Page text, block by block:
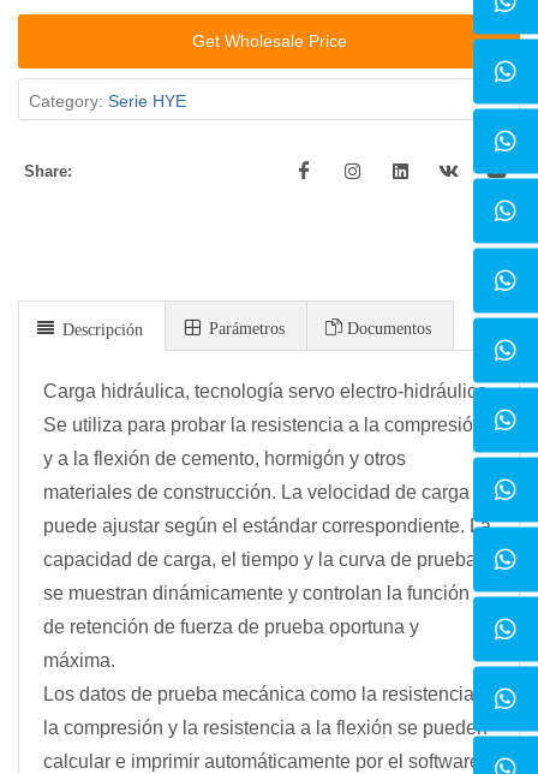
Get Wholesale Price
Category: Serie HYE
Share:
Descripción Parámetros Documentos
Carga hidráulica, tecnología servo electro-hidráulica.
Se utiliza para probar la resistencia a la compresión
y a la flexión de cemento, hormigón y otros
materiales de construcción. La velocidad de carga se
puede ajustar según el estándar correspondiente. La
capacidad de carga, el tiempo y la curva de prueba
se muestran dinámicamente y controlan la función
de retención de fuerza de prueba oportuna y
máxima.
Los datos de prueba mecánica como la resistencia a
la compresión y la resistencia a la flexión se pueden
calcular e imprimir automáticamente por el software